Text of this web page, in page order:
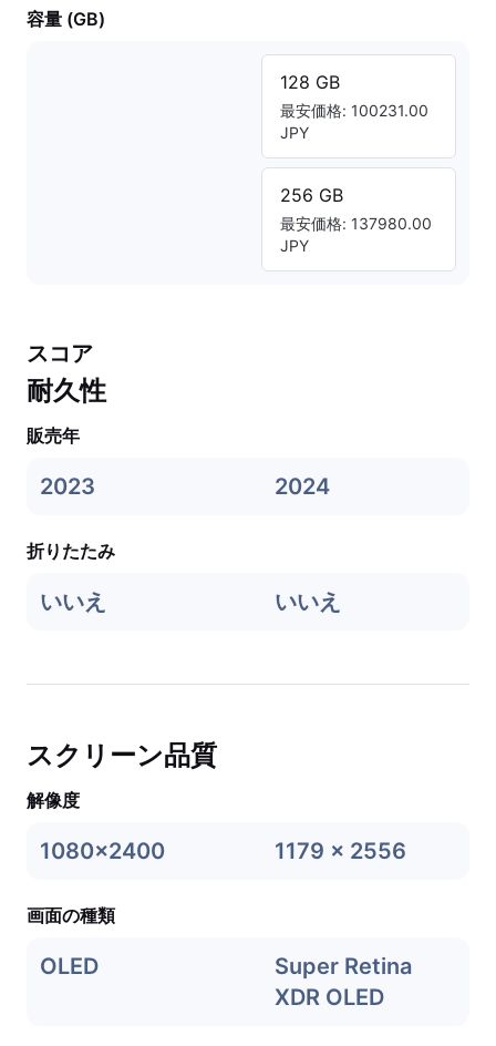
容量 (GB)
128 GB
最安価格: 100231.00
JPY
256 GB
最安価格: 137980.00
JPY
スコア
耐久性
販売年
2023 2024
折りたたみ
いいえ いいえ
スクリーン品質
解像度
1080x2400 1179 x 2556
画面の種類
OLED
Super Retina
XDR OLED